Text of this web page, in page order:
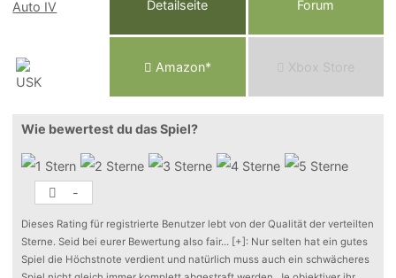
Detailseite Forum
Amazon* Xbox Store
Wie bewertest du das Spiel?
-
Dieses Rating für registrierte Benutzer lebt von der Qualität der verteilten
Sterne. Seid bei eurer Bewertung also fair... [+]: Nur selten hat ein gutes
Spiel die Höchstnote verdient und natürlich muss auch ein schwächeres